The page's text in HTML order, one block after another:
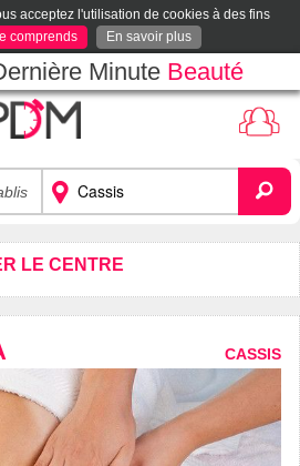
acceptez l'utilisation de cookies à des fins
comprends En savoir plus
Minute Beauté
LE CENTRE
CASSIS